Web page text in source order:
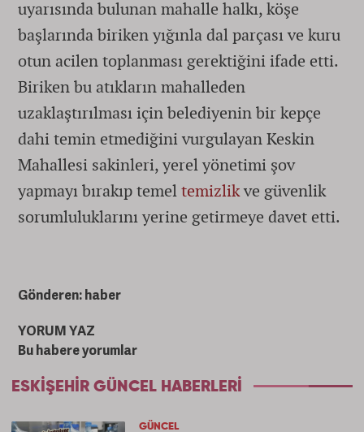
uyarısında bulunan mahalle halkı, köşe
başlarında biriken yığınla dal parçası ve kuru
otun acilen toplanması gerektiğini ifade etti.
Biriken bu atıkların mahalleden
uzaklaştırılması için belediyenin bir kepçe
dahi temin etmediğini vurgulayan Keskin
Mahallesi sakinleri, yerel yönetimi şov
yapmayı bırakıp temeltemizlikve güvenlik
sorumluluklarını yerine getirmeye davet etti.
Gönderen: haber
YORUM YAZ
Bu habere yorumlar
ESKIŞEHIR GÜNCEL HABERLERI
GÜNCEL